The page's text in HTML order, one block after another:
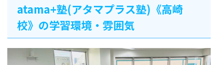
atama+塾(アタマプラス塾)《高崎
校》の学習環境・雰囲気